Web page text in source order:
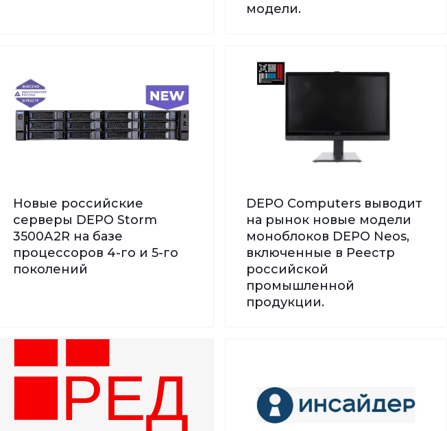
модели.
Новые российские
серверы DEPO Storm
3500А2R на базе
процессоров 4-го и 5-го
поколений
DEPO Computers выводит
на рынок новые модели
моноблоков DEPO Neos,
включенные в Реестр
российской
промышленной
продукции.